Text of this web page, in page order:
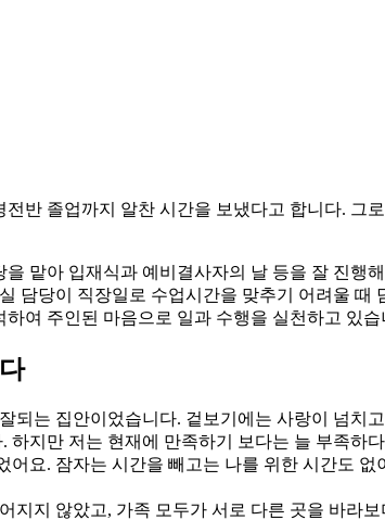
반 졸업까지 알찬 시간을 보냈다고 합니다. 그
맡아 입재식과 예비결사자의 날 등을 잘 진행
담당이 직장일로 수업시간을 맞추기 어려울
여 주인된 마음으로 일과 수행을 실천하고 있습
되는 집안이었습니다. 겉보기에는 사랑이 넘치
지만 저는 현재에 만족하기 보다는 늘 부족하
요. 잠자는 시간을 빼고는 나를 위한 시간도
지지 않았고, 가족 모두가 서로 다른 곳을 바라